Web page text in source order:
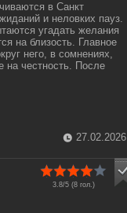
в Санкт
и неловких пауз.
угадать желания
на близость. Главное
него, в сомнениях,
на честность. После
27.02.2026
3.8/5 (8гол.)